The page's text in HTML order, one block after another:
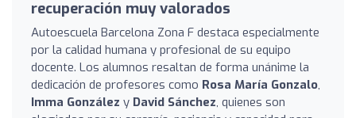
recuperación muy valorados
Autoescuela Barcelona Zona F destaca especialmente
por la calidad humana y profesional de su equipo
docente. Los alumnos resaltan de forma unánime la
dedicación de profesores como Rosa María Gonzalo,
Imma González y David Sánchez, quienes son